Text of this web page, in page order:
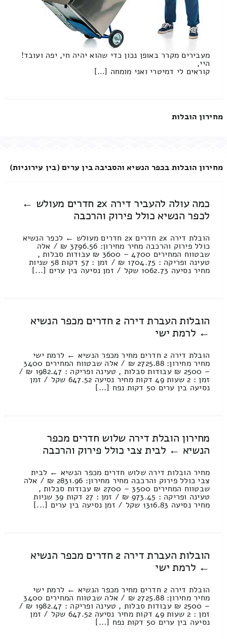
מעבירים מקרר באופן נכון כדי שהוא יהיה חי, יפה ועובד!
היי,
קוראים לי דמיטרי ואני מומחה […]
מחירון הובלות
מחירון הובלות בכפר הנשיא והסביבה בין ערים (בין עירוניות)
כמה עולה להעביר דירה 2x חדרים מעולש ←
לכפר הנשיא כולל פירוק והרכבה
הובלת דירה 2x חדרים 2x חדרים מעולש ← לכפר הנשיא
כולל פירוק והרכבה מחיר מחירון: 3796.56 ₪ / אלה
שבטווח המחירים 4700 – 3600 ₪ עבודות סבלות ,
טעינה ופריקה : 1704.75 ₪ / זמן : 57 דקות 58 שניות
מחיר נסיעה 1062.73 שקל / זמן נסיעה בין ערים [...]
הובלות העברת דירה 2 חדרים מכפר הנשיא
← לרמת ישי
הובלת דירה 2 חדרים מחיר מכפר הנשיא ← לרמת ישי
מחיר מחירון: 2725.88 ₪ / אלה שבטווח המחירים 3400
– 2500 ₪ עבודות סבלות , טעינה ופריקה : 1982.47 ₪ /
זמן : 2 שעות 49 דקות מחיר נסיעה 647.52 שקל / זמן
נסיעה בין ערים 50 דקות נפח [...]
מחירון הובלת דירה שלוש חדרים מכפר
הנשיא ← לבית צבי כולל פירוק והרכבה
מחיר הובלות דירה שלוש חדרים מכפר הנשיא ← לבית
צבי כולל פירוק והרכבה מחיר מחירון: 2831.96 ₪ / אלה
שבטווח המחירים 3500 – 2700 ₪ עבודות סבלות ,
טעינה ופריקה : 973.45 ₪ / זמן : 27 דקות 39 שניות
מחיר נסיעה 1316.83 שקל / זמן נסיעה בין ערים [...]
הובלות העברת דירה 2 חדרים מכפר הנשיא
← לרמת ישי
הובלת דירה 2 חדרים מחיר מכפר הנשיא ← לרמת ישי
מחיר מחירון: 2725.88 ₪ / אלה שבטווח המחירים 3400
– 2500 ₪ עבודות סבלות , טעינה ופריקה : 1982.47 ₪ /
זמן : 2 שעות 49 דקות מחיר נסיעה 647.52 שקל / זמן
נסיעה בין ערים 50 דקות נפח [...]